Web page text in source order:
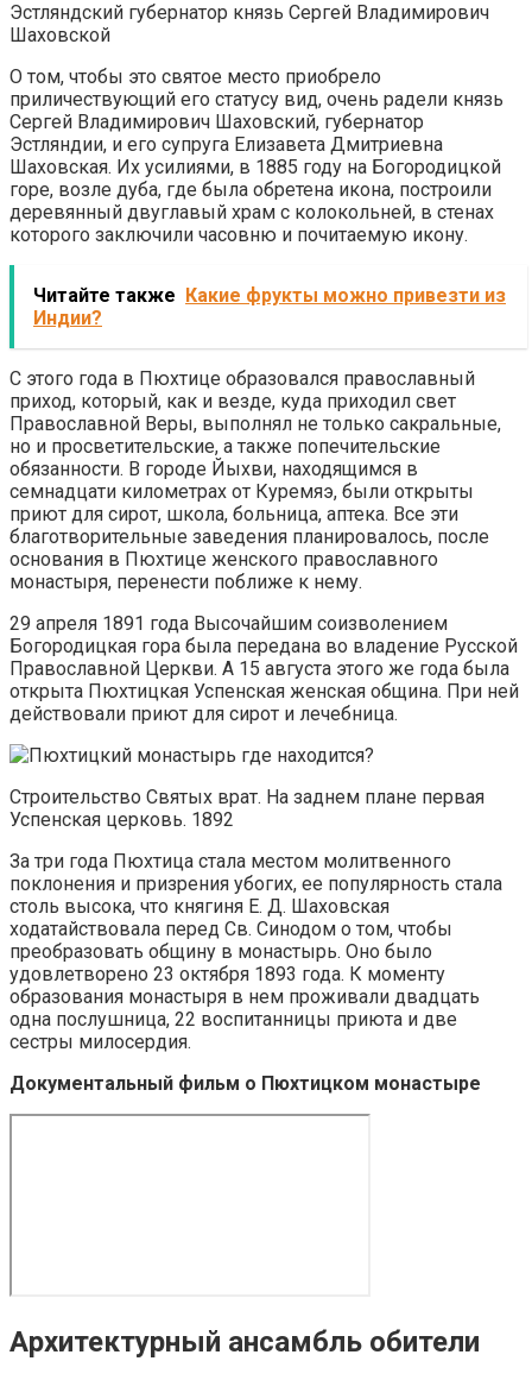
Эстляндский губернатор князь Сергей Владимирович
Шаховской
О том, чтобы это святое место приобрело
приличествующий его статусу вид, очень радели князь
Сергей Владимирович Шаховский, губернатор
Эстляндии, и его супруга Елизавета Дмитриевна
Шаховская. Их усилиями, в 1885 году на Богородицкой
горе, возле дуба, где была обретена икона, построили
деревянный двуглавый храм с колокольней, в стенах
которого заключили часовню и почитаемую икону.
Читайте также Какие фрукты можно привезти из
Индии?
С этого года в Пюхтице образовался православный
приход, который, как и везде, куда приходил свет
Православной Веры, выполнял не только сакральные,
но и просветительские, а также попечительские
обязанности. В городе Йыхви, находящимся в
семнадцати километрах от Куремяэ, были открыты
приют для сирот, школа, больница, аптека. Все эти
благотворительные заведения планировалось, после
основания в Пюхтице женского православного
монастыря, перенести поближе к нему.
29 апреля 1891 года Высочайшим соизволением
Богородицкая гора была передана во владение Русской
Православной Церкви. А 15 августа этого же года была
открыта Пюхтицкая Успенская женская община. При ней
действовали приют для сирот и лечебница.
Строительство Святых врат. На заднем плане первая
Успенская церковь. 1892
За три года Пюхтица стала местом молитвенного
поклонения и призрения убогих, ее популярность стала
столь высока, что княгиня Е. Д. Шаховская
ходатайствовала перед Св. Синодом о том, чтобы
преобразовать общину в монастырь. Оно было
удовлетворено 23 октября 1893 года. К моменту
образования монастыря в нем проживали двадцать
одна послушница, 22 воспитанницы приюта и две
сестры милосердия.
Документальный фильм о Пюхтицком монастыре
Архитектурный ансамбль обители